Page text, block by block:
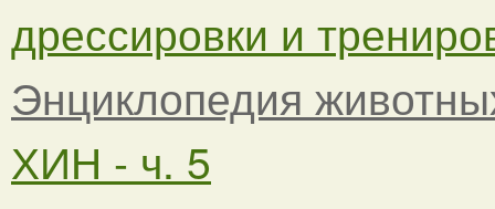
дрессировки и
Энциклопедия
ХИН - ч. 5